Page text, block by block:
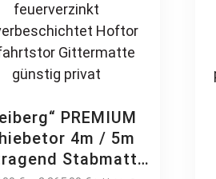
PREMIUM
4m / 5m
Stabmatte